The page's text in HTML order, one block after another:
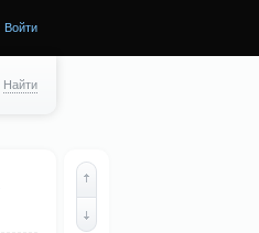
Войти
Найти